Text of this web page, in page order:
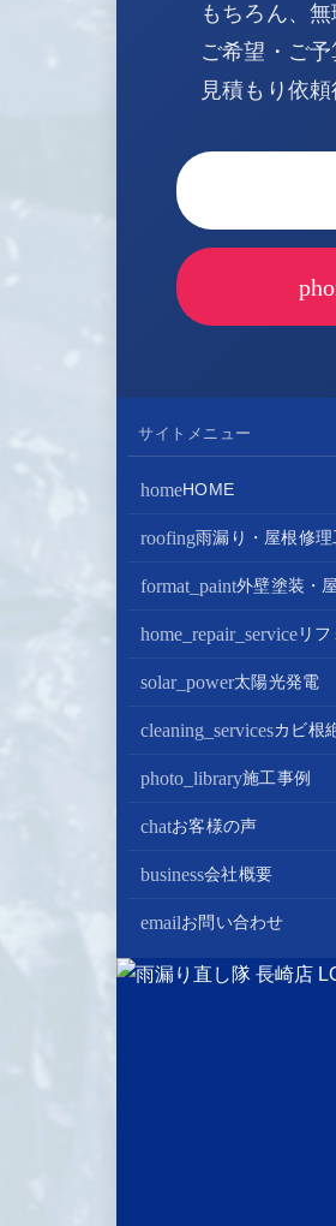
もちろん、
ご希望・ご
見積もり依
サイトメニュー
homeHOME
roofing雨漏り・屋根修理
屋根修理・屋根工事
屋根カバー工法
屋根葺き替え・葺き直し
format_paint外壁塗装・
外壁塗装
屋根塗装
屋根塗装+外壁塗装がお得
home_repair_serviceリ
キッチンリフォーム
バスルームリフォーム
トイレリフォーム
solar_power太陽光発電
太陽光パネル設置
蓄電池設置
cleaning_servicesカビ根
photo_library施工事例
chatお客様の声
business会社概要
会社案内
スタッフ紹介
emailお問い合わせ